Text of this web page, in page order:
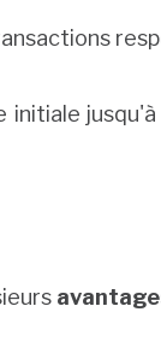
initiale